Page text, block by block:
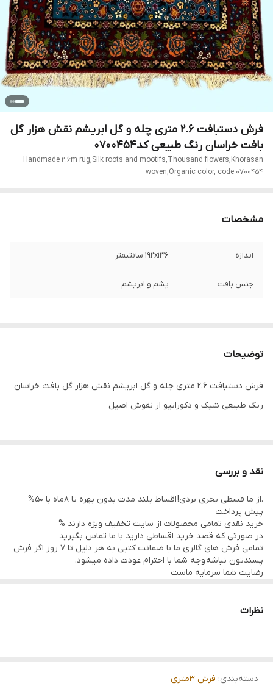
فرش دستبافت 2.6 متری چله و گل ابریشم نقش هزار گل
بافت خراسان رنگ طبیعی کد0700454
Handmade 2.6m rug,Silk roots and mootifs,Thousand flowers,Khorasan
woven,Organic color, code 0700454
مشخصات
اندازه 192x136 سانتیمتر
جنس بافت پشم و ابریشم
توضیحات
فرش دستبافت 2.6 متری چله و گل ابریشم نقش هزار گل بافت خراسان
رنگ طبیعی شیک و دکوراتیو از نقوش اصیل
نقد و بررسی
.از ما قسطی بخری بردی! اقساط بلند مدت بدون بهره تا 8ماه با 50%
پیش پرداخت
خرید نقدی تمامی محصولات از سایت تخفیف ویژه دارند %
در صورتی که قصد خرید اقساطی دارید با ما تماس بگیرید
تمامی فرش های گالری ما با ضمانت کتبی به هر دلیل تا 7 روز اگر فرش
پسندتون نباشه وجه شما با احترام عودت داده میشود.
رضایت شما سرمایه ماست
از فلسطین اشعالی) پذیرفته میشود
نظرات
دسته‌بندی: فرش 3متری